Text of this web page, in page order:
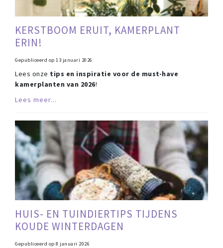
KERSTBOOM ERUIT, KAMERPLANT
ERIN!
Gepubliceerd op 13 januari 2026
Lees onze tips en inspiratie voor de must-have
kamerplanten van 2026!
Lees meer...
HUIS- EN TUINDIERTIPS TIJDENS
KOUDE WINTERDAGEN
Gepubliceerd op 8 januari 2026